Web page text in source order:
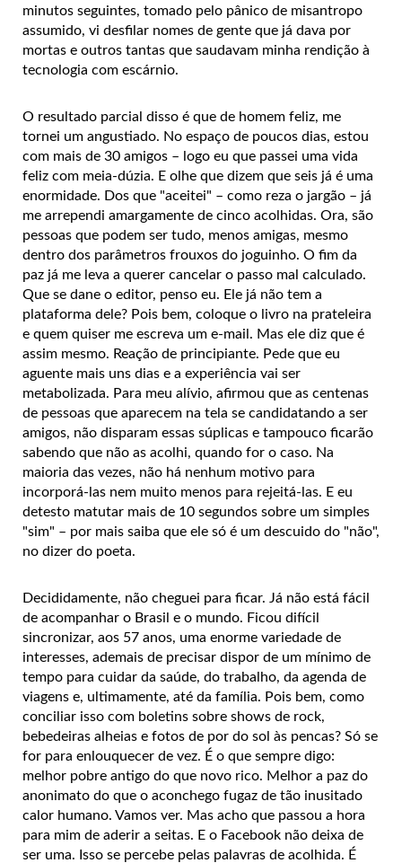
minutos seguintes, tomado pelo pânico de misantropo
assumido, vi desfilar nomes de gente que já dava por
mortas e outros tantas que saudavam minha rendição à
tecnologia com escárnio.
O resultado parcial disso é que de homem feliz, me
tornei um angustiado. No espaço de poucos dias, estou
com mais de 30 amigos – logo eu que passei uma vida
feliz com meia-dúzia. E olhe que dizem que seis já é uma
enormidade. Dos que "aceitei" – como reza o jargão – já
me arrependi amargamente de cinco acolhidas. Ora, são
pessoas que podem ser tudo, menos amigas, mesmo
dentro dos parâmetros frouxos do joguinho. O fim da
paz já me leva a querer cancelar o passo mal calculado.
Que se dane o editor, penso eu. Ele já não tem a
plataforma dele? Pois bem, coloque o livro na prateleira
e quem quiser me escreva um e-mail. Mas ele diz que é
assim mesmo. Reação de principiante. Pede que eu
aguente mais uns dias e a experiência vai ser
metabolizada. Para meu alívio, afirmou que as centenas
de pessoas que aparecem na tela se candidatando a ser
amigos, não disparam essas súplicas e tampouco ficarão
sabendo que não as acolhi, quando for o caso. Na
maioria das vezes, não há nenhum motivo para
incorporá-las nem muito menos para rejeitá-las. E eu
detesto matutar mais de 10 segundos sobre um simples
"sim" – por mais saiba que ele só é um descuido do "não",
no dizer do poeta.
Decididamente, não cheguei para ficar. Já não está fácil
de acompanhar o Brasil e o mundo. Ficou difícil
sincronizar, aos 57 anos, uma enorme variedade de
interesses, ademais de precisar dispor de um mínimo de
tempo para cuidar da saúde, do trabalho, da agenda de
viagens e, ultimamente, até da família. Pois bem, como
conciliar isso com boletins sobre shows de rock,
bebedeiras alheias e fotos de por do sol às pencas? Só se
for para enlouquecer de vez. É o que sempre digo:
melhor pobre antigo do que novo rico. Melhor a paz do
anonimato do que o aconchego fugaz de tão inusitado
calor humano. Vamos ver. Mas acho que passou a hora
para mim de aderir a seitas. E o Facebook não deixa de
ser uma. Isso se percebe pelas palavras de acolhida. É